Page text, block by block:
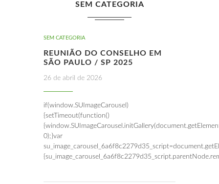
SEM CATEGORIA
SEM CATEGORIA
REUNIÃO DO CONSELHO EM
SÃO PAULO / SP 2025
26 de abril de 2026
if(window.SUImageCarousel)
{setTimeout(function()
0);}var